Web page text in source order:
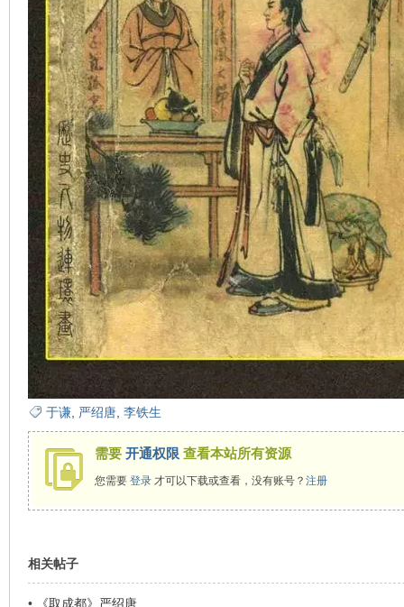
于谦, 严绍唐, 李铁生
需要 开通权限 查看本站所有资源
您需要 登录才可以下载或查看，没有账号？ 注册
相关帖子
•
《取成都》严绍唐